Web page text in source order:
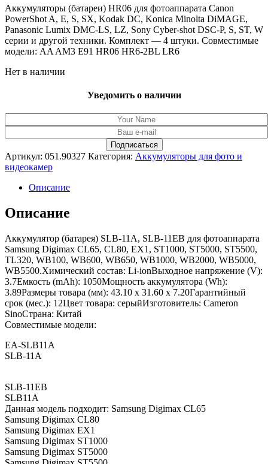
составляла
2,988.00₽.
2,739.00₽.
Аккумуляторы (батареи) HR06 для фотоаппарата Canon
PowerShot A, E, S, SX, Kodak DC, Konica Minolta DiMAGE,
Panasonic Lumix DMC-LS, LZ, Sony Cyber-shot DSC-P, S, ST, W
серии и другой техники. Комплект — 4 штуки. Совместимые
модели: AA AM3 E91 HR06 HR6-2BL LR6
Нет в наличии
Уведомить о наличии
Артикул: 051.90327 Категория: Аккумуляторы для фото и
видеокамер
Описание
Описание
Аккумулятор (батарея) SLB-11A, SLB-11EB для фотоаппарата
Samsung Digimax CL65, CL80, EX1, ST1000, ST5000, ST5500,
TL320, WB100, WB600, WB650, WB1000, WB2000, WB5000,
WB5500.Химический состав: Li-ionВыходное напряжение (V):
3.7Емкость (mAh): 1050Мощность аккумулятора (Wh):
3.89Размеры товара (мм): 43.10 x 31.60 x 7.20Гарантийный
срок (мес.): 12Цвет товара: серыйИзготовитель: Cameron
SinoСтрана: Китай
Совместимые модели:
EA-SLB11A
SLB-11A
SLB-11EB
SLB11A
Данная модель подходит: Samsung Digimax CL65
Samsung Digimax CL80
Samsung Digimax EX1
Samsung Digimax ST1000
Samsung Digimax ST5000